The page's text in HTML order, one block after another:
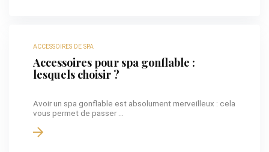
ACCESSOIRES DE SPA
Accessoires pour spa gonflable :
lesquels choisir ?
Avoir un spa gonflable est absolument merveilleux : cela
vous permet de passer ...